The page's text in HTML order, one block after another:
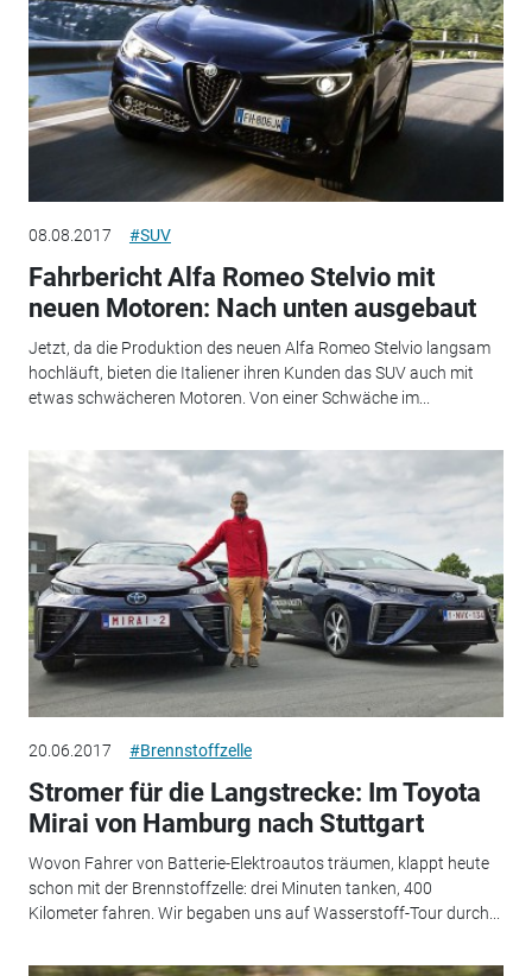
08.08.2017 #SUV
Fahrbericht Alfa Romeo Stelvio mit
neuen Motoren: Nach unten ausgebaut
Jetzt, da die Produktion des neuen Alfa Romeo Stelvio langsam
hochläuft, bieten die Italiener ihren Kunden das SUV auch mit
etwas schwächeren Motoren. Von einer Schwäche im...
20.06.2017 #Brennstoffzelle
Stromer für die Langstrecke: Im Toyota
Mirai von Hamburg nach Stuttgart
Wovon Fahrer von Batterie-Elektroautos träumen, klappt heute
schon mit der Brennstoffzelle: drei Minuten tanken, 400
Kilometer fahren. Wir begaben uns auf Wasserstoff-Tour durch...